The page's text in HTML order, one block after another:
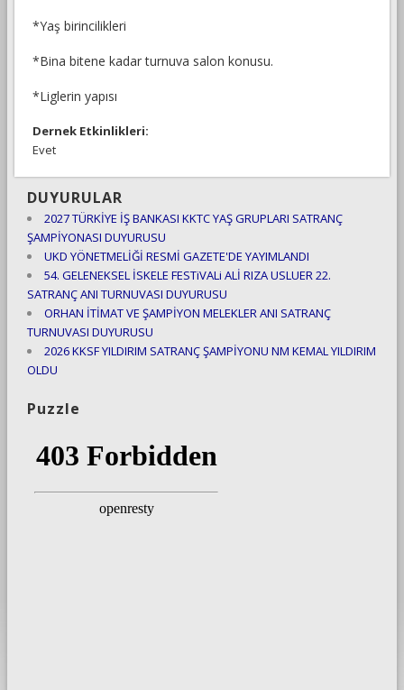
*Yaş birincilikleri
*Bina bitene kadar turnuva salon konusu.
*Liglerin yapısı
Dernek Etkinlikleri:
Evet
DUYURULAR
2027 TÜRKİYE İŞ BANKASI KKTC YAŞ GRUPLARI SATRANÇ
ŞAMPİYONASI DUYURUSU
UKD YÖNETMELİĞİ RESMİ GAZETE'DE YAYIMLANDI
54. GELENEKSEL İSKELE FESTiVALi ALİ RIZA USLUER 22.
SATRANÇ ANI TURNUVASI DUYURUSU
ORHAN İTİMAT VE ŞAMPİYON MELEKLER ANI SATRANÇ
TURNUVASI DUYURUSU
2026 KKSF YILDIRIM SATRANÇ ŞAMPİYONU NM KEMAL YILDIRIM
OLDU
Puzzle